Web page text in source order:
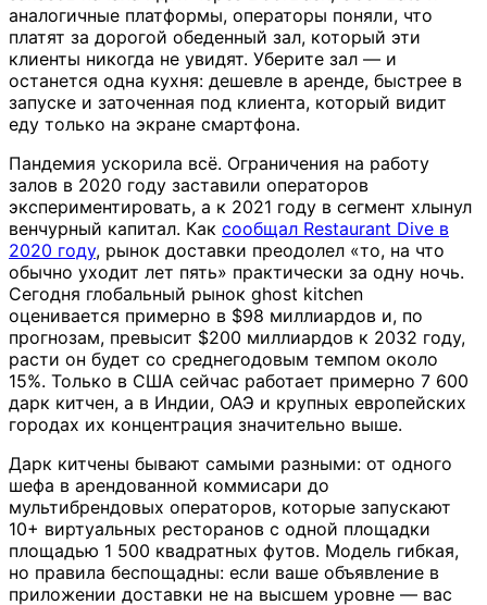
аналогичные платформы, операторы поняли, что
платят за дорогой обеденный зал, который эти
клиенты никогда не увидят. Уберите зал — и
останется одна кухня: дешевле в аренде, быстрее в
запуске и заточенная под клиента, который видит
еду только на экране смартфона.
Пандемия ускорила всё. Ограничения на работу
залов в 2020 году заставили операторов
экспериментировать, а к 2021 году в сегмент хлынул
венчурный капитал. Как сообщал Restaurant Dive в
2020 году, рынок доставки преодолел «то, на что
обычно уходит лет пять» практически за одну ночь.
Сегодня глобальный рынок ghost kitchen
оценивается примерно в $98 миллиардов и, по
прогнозам, превысит $200 миллиардов к 2032 году,
расти он будет со среднегодовым темпом около
15%. Только в США сейчас работает примерно 7 600
дарк китчен, а в Индии, ОАЭ и крупных европейских
городах их концентрация значительно выше.
Дарк китчены бывают самыми разными: от одного
шефа в арендованной коммисари до
мультибрендовых операторов, которые запускают
10+ виртуальных ресторанов с одной площадки
площадью 1 500 квадратных футов. Модель гибкая,
но правила беспощадны: если ваше объявление в
приложении доставки не на высшем уровне — вас